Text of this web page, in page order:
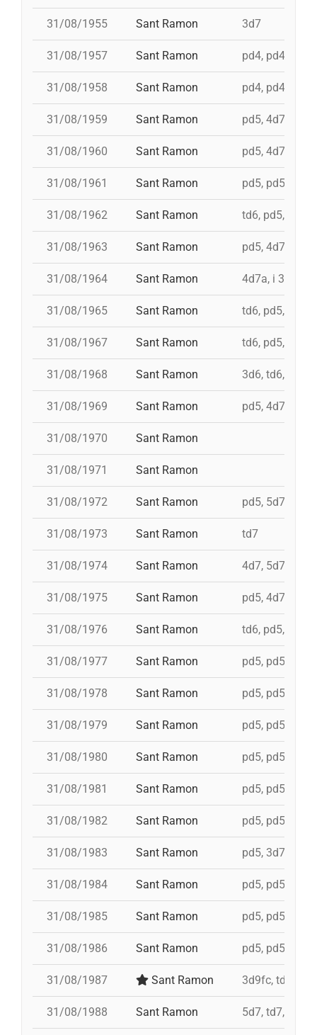
31/08/1955 Sant Ramon 3d7
31/08/1957 Sant Ramon pd4, pd4, pd4,
31/08/1958 Sant Ramon pd4, pd4, pd5,
31/08/1959 Sant Ramon pd5, 4d7, 3d7
31/08/1960 Sant Ramon pd5, 4d7a, i
31/08/1961 Sant Ramon pd5, pd5, 3d7,
31/08/1962 Sant Ramon td6, pd5, 4d7,
31/08/1963 Sant Ramon pd5, 4d7a, i
31/08/1964 Sant Ramon 4d7a, i 3d7s, i
31/08/1965 Sant Ramon td6, pd5, 4d7,
31/08/1967 Sant Ramon td6, pd5, pd5,
31/08/1968 Sant Ramon 3d6, td6, pd5,
31/08/1969 Sant Ramon pd5, 4d7, i
31/08/1970 Sant Ramon
31/08/1971 Sant Ramon
31/08/1972 Sant Ramon pd5, 5d7, td7,
31/08/1973 Sant Ramon td7
31/08/1974 Sant Ramon 4d7, 5d7,
31/08/1975 Sant Ramon pd5, 4d7,
31/08/1976 Sant Ramon td6, pd5, pd5,
31/08/1977 Sant Ramon pd5, pd5, pd5,
31/08/1978 Sant Ramon pd5, pd5, pd5,
31/08/1979 Sant Ramon pd5, pd5, pd5,
31/08/1980 Sant Ramon pd5, pd5, pd5,
31/08/1981 Sant Ramon pd5, pd5, pd5,
31/08/1982 Sant Ramon pd5, pd5, pd5,
31/08/1983 Sant Ramon pd5, 3d7c,
31/08/1984 Sant Ramon pd5, pd5, pd5,
31/08/1985 Sant Ramon pd5, pd5, pd5,
31/08/1986 Sant Ramon pd5, pd5, pd5,
31/08/1987 Sant Ramon 3d9fc, td7,
31/08/1988 Sant Ramon 5d7, td7, id